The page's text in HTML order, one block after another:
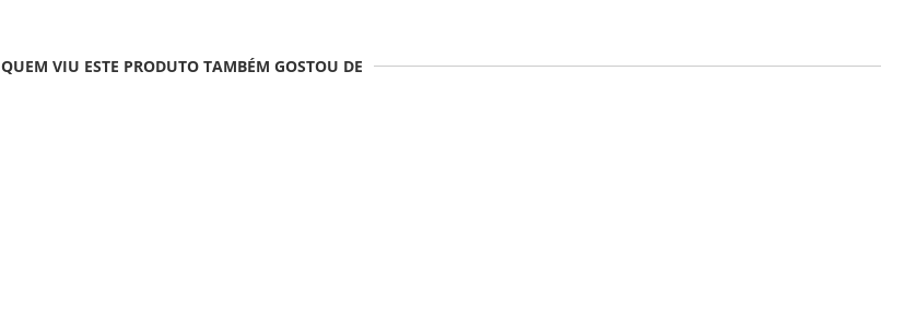
QUEM VIU ESTE PRODUTO TAMBÉM GOSTOU DE